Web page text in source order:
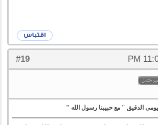
#
19
الدقيق " مع حبيبنا رسول الله "